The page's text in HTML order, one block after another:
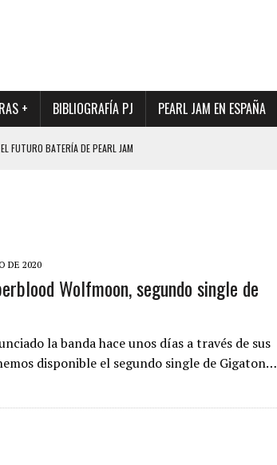
+ BIBLIOGRAFÍA PJ PEARL JAM EN ESPAÑA
FUTURO BATERÍA DE PEARL JAM
90, DE NUEVO EN VINILO.
SOBRE SU FUTURA FORMACIÓN
DE 2020
Wolfmoon, segundo single de
la banda hace unos días a través de sus
disponible el segundo single de Gigaton…